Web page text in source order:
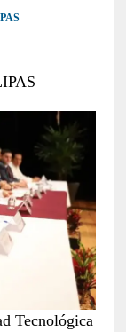
Tecnológica